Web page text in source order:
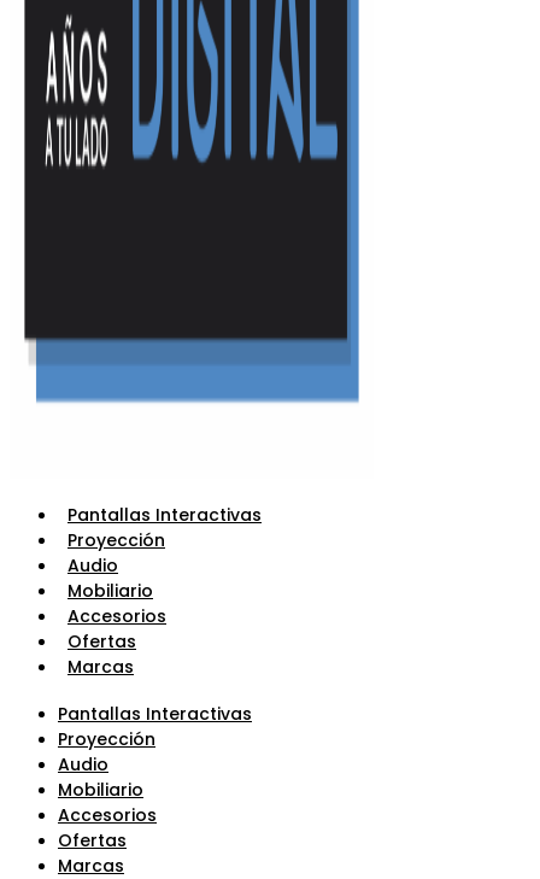
Pantallas Interactivas
Proyección
Audio
Mobiliario
Accesorios
Ofertas
Marcas
Pantallas Interactivas
Proyección
Audio
Mobiliario
Accesorios
Ofertas
Marcas